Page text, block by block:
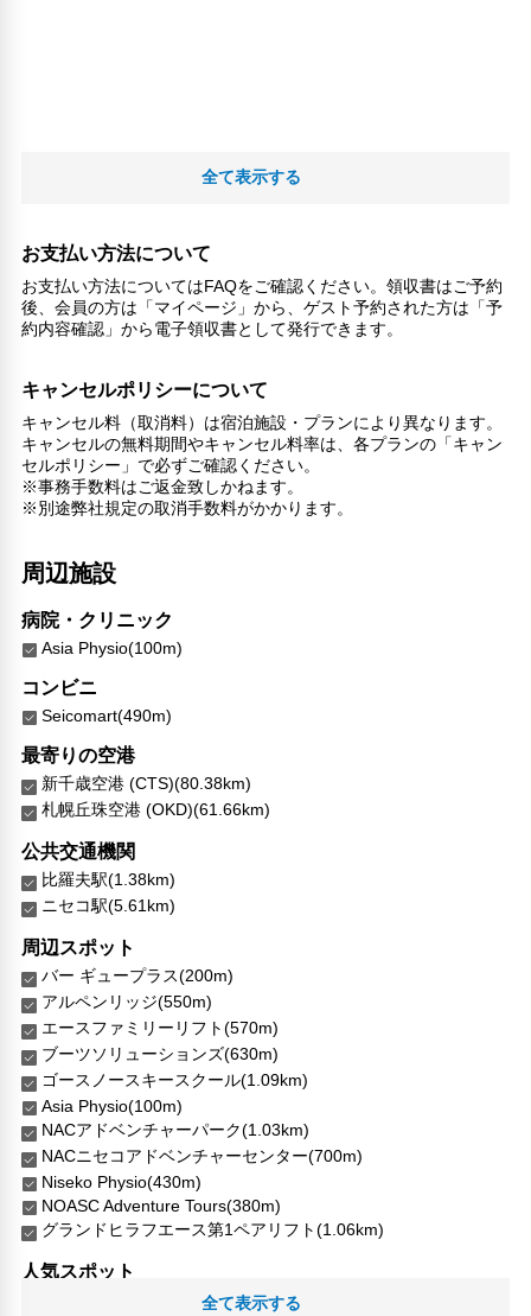
全て表示する
お支払い方法について
お支払い方法についてはFAQをご確認ください。領収書はご予約
後、会員の方は「マイページ」から、ゲスト予約された方は「予
約内容確認」から電子領収書として発行できます。
キャンセルポリシーについて
キャンセル料（取消料）は宿泊施設・プランにより異なります。
キャンセルの無料期間やキャンセル料率は、各プランの「キャン
セルポリシー」で必ずご確認ください。
※事務手数料はご返金致しかねます。
※別途弊社規定の取消手数料がかかります。
周辺施設
病院・クリニック
Asia Physio(100m)
コンビニ
Seicomart(490m)
最寄りの空港
新千歳空港 (CTS)(80.38km)
札幌丘珠空港 (OKD)(61.66km)
公共交通機関
比羅夫駅(1.38km)
ニセコ駅(5.61km)
周辺スポット
バー ギュープラス(200m)
アルペンリッジ(550m)
エースファミリーリフト(570m)
ブーツソリューションズ(630m)
ゴースノースキースクール(1.09km)
Asia Physio(100m)
NACアドベンチャーパーク(1.03km)
NACニセコアドベンチャーセンター(700m)
Niseko Physio(430m)
NOASC Adventure Tours(380m)
グランドヒラフエース第1ペアリフト(1.06km)
人気スポット
全て表示する